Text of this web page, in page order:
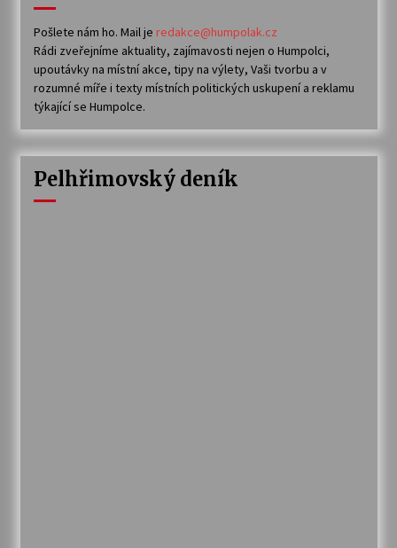
Pošlete nám ho. Mail je redakce@humpolak.cz
Rádi zveřejníme aktuality, zajímavosti nejen o Humpolci,
upoutávky na místní akce, tipy na výlety, Vaši tvorbu a v
rozumné míře i texty místních politických uskupení a reklamu
týkající se Humpolce.
Pelhřimovský deník